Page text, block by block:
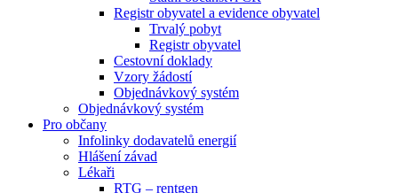
Registr obyvatel a evidence obyvatel
Trvalý pobyt
Registr obyvatel
Cestovní doklady
Vzory žádostí
Objednávkový systém
Objednávkový systém
Pro občany
Infolinky dodavatelů energií
Hlášení závad
Lékaři
RTG – rentgen